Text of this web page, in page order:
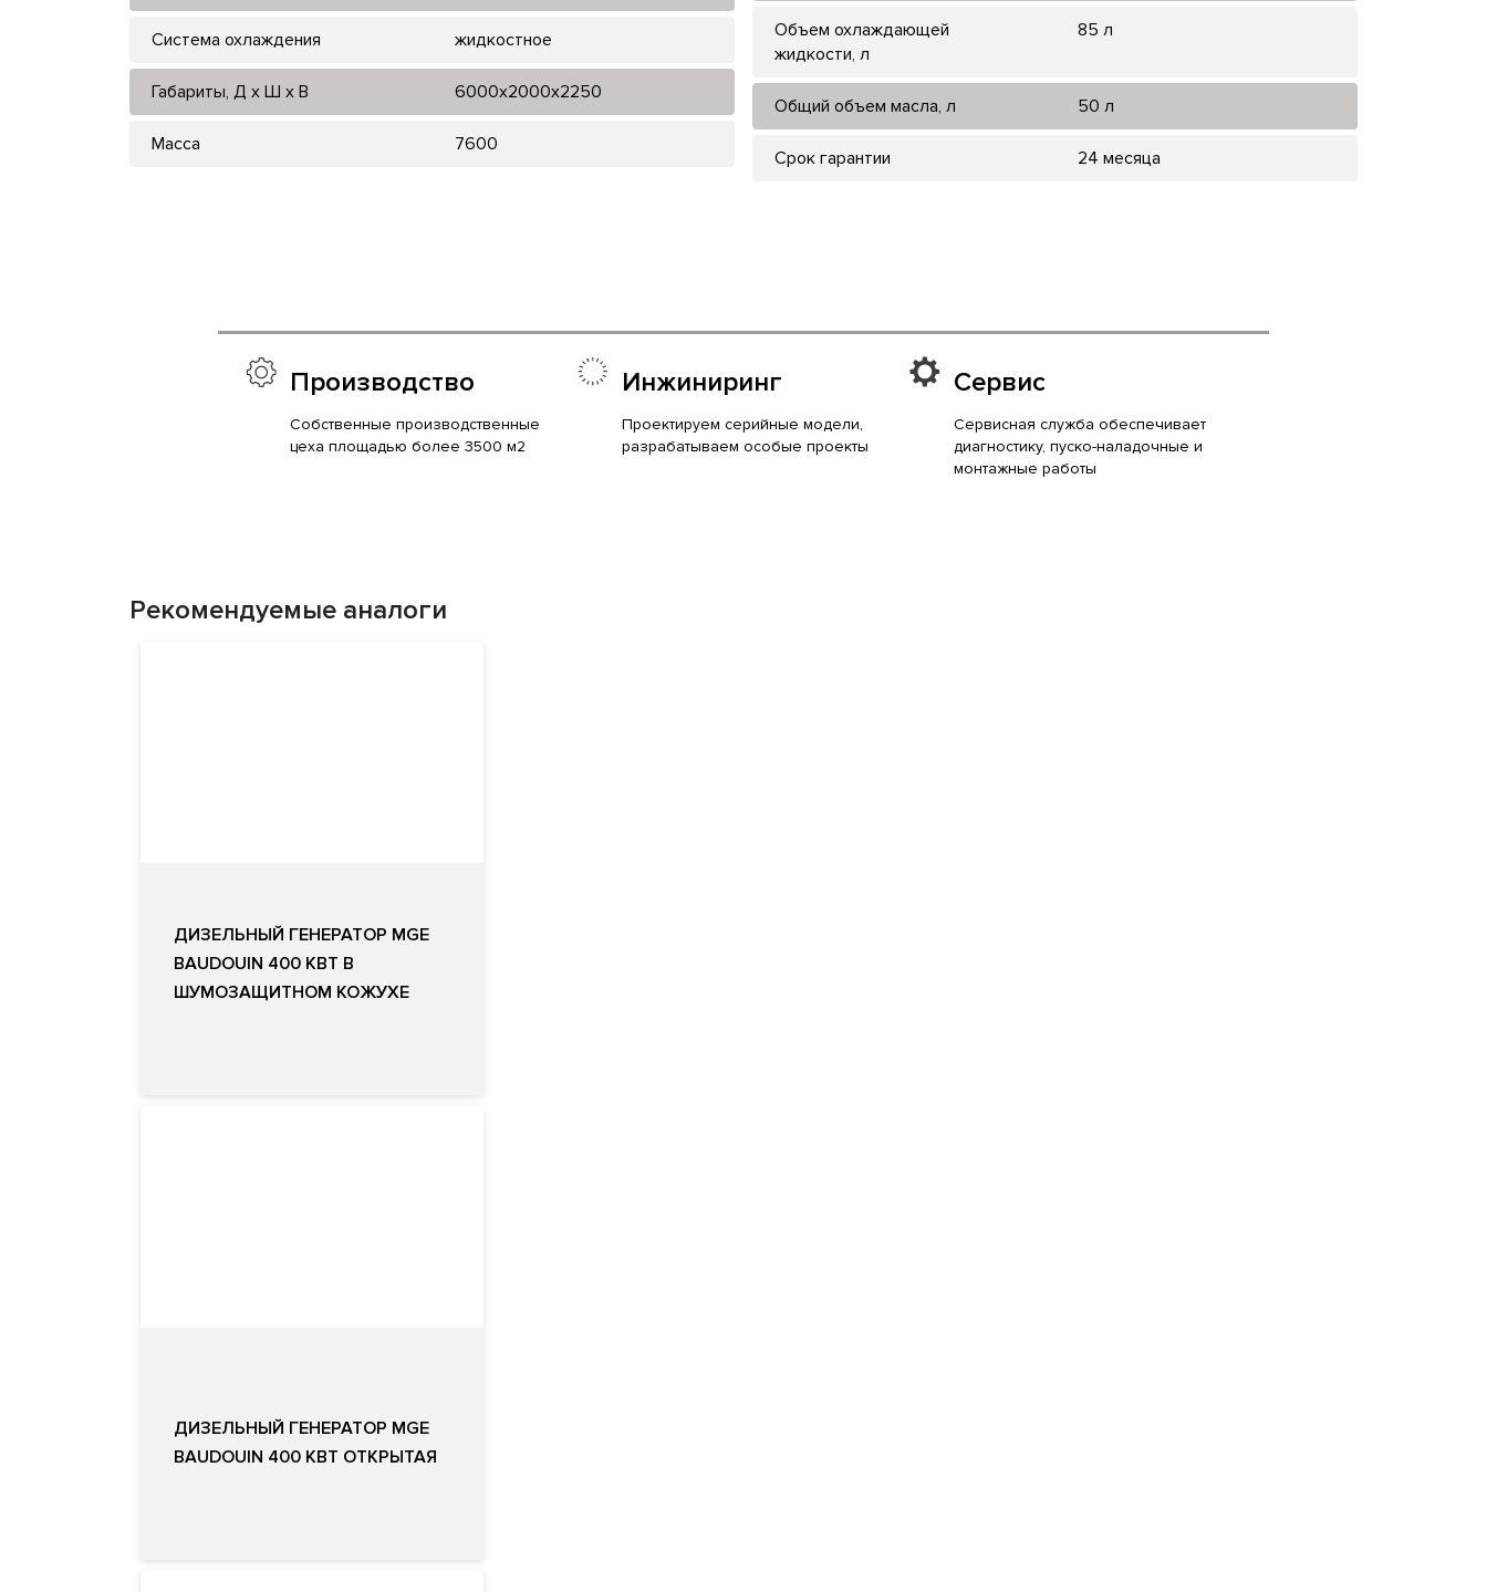
Система охлаждения жидкостное
Габариты, Д x Ш x В 6000x2000x2250
Масса 7600
Объем охлаждающей
жидкости, л
85 л
Общий объем масла, л 50 л
Срок гарантии 24 месяца
Производство
Собственные производственные
цеха площадью более 3500 м2
Инжиниринг
Проектируем серийные модели,
разрабатываем особые проекты
Сервис
Сервисная служба обеспечивает
диагностику, пуско-наладочные и
монтажные работы
Рекомендуемые аналоги
ДИЗЕЛЬНЫЙ ГЕНЕРАТОР MGE
BAUDOUIN 400 КВТ В
ШУМОЗАЩИТНОМ КОЖУХЕ
ДИЗЕЛЬНЫЙ ГЕНЕРАТОР MGE
BAUDOUIN 400 КВТ ОТКРЫТАЯ